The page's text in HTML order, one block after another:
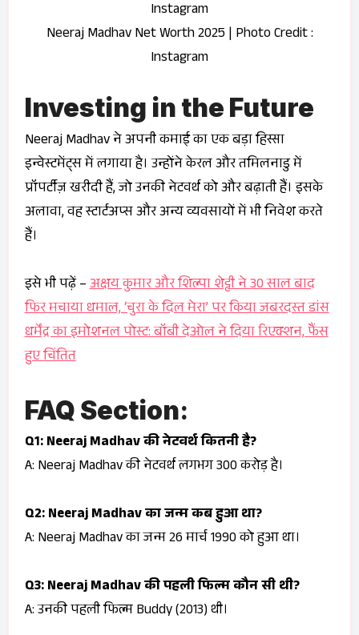
Neeraj Madhav Net Worth 2025 | Photo Credit :
Instagram
Investing in the Future
Neeraj Madhav ने अपनी कमाई का एक बड़ा हिस्सा
इन्वेस्टमेंट्स में लगाया है। उन्होंने केरल और तमिलनाडु में
प्रॉपर्टीज़ खरीदी हैं, जो उनकी नेटवर्थ को और बढ़ाती हैं। इसके
अलावा, वह स्टार्टअप्स और अन्य व्यवसायों में भी निवेश करते
हैं।
इसे भी पढ़ें –अक्षय कुमार और शिल्पा शेट्टी ने 30 साल बाद
फिर मचाया धमाल, ‘चुरा के दिल मेरा’ पर किया जबरदस्त डांस
धर्मेंद्र का इमोशनल पोस्ट: बॉबी देओल ने दिया रिएक्शन, फैंस
हुए चिंतित
FAQ Section:
Q1: Neeraj Madhav की नेटवर्थ कितनी है?
A: Neeraj Madhav की नेटवर्थ लगभग ₹300 करोड़ है।
Q2: Neeraj Madhav का जन्म कब हुआ था?
A: Neeraj Madhav का जन्म 26 मार्च 1990 को हुआ था।
Q3: Neeraj Madhav की पहली फिल्म कौन सी थी?
A: उनकी पहली फिल्मBuddy(2013) थी।